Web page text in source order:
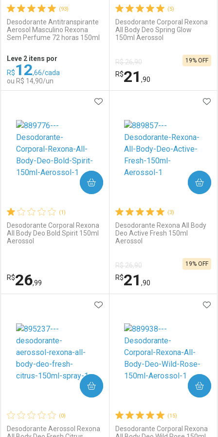
Comprar sem Desconto
Por R$ 23,59/cada
Comprar sem Desconto
Por R$ 23,59/cada
Comprar sem Desconto
Por R$ 21,99/cada
Comprar sem Desconto
Por R$ 21,99/cada
(93)
Desodorante Antitranspirante
Aerosol Masculino Rexona
Sem Perfume 72 horas 150ml
Leve 2 itens por
R$12,66/cada
ou R$ 14,90/un
Laboratório
Comprar sem Desconto
Por R$ 14,90/cada
Por Menos
Por R$ 14,90/cada
(5)
Desodorante Corporal Rexona
All Body Deo Spring Glow
150ml Aerossol
R$ 26,90
R$21 ,90
19% OFF
Laboratório
Comprar sem Desconto
Por R$ 21,90/cada
Por Menos
Comprar sem Desconto
Por R$ 21,90/cada
(1)
Desodorante Corporal Rexona
All Body Deo Bold Spirit 150ml
Aerossol
R$26,99
ADICIONAR AOS FAVORITOS
COMPRAR
Laboratório
Por Menos
(3)
Desodorante Rexona All Body
Deo Active Fresh 150ml
Aerossol
R$ 26,90
R$21 ,90
19% OFF
COMPRAR
Laboratório
Por Menos
(0)
Desodorante Aerossol Rexona
ADICIONAR AOS FAVORITOS
COMPRAR
(15)
Desodorante Corporal Rexona
COMPRAR